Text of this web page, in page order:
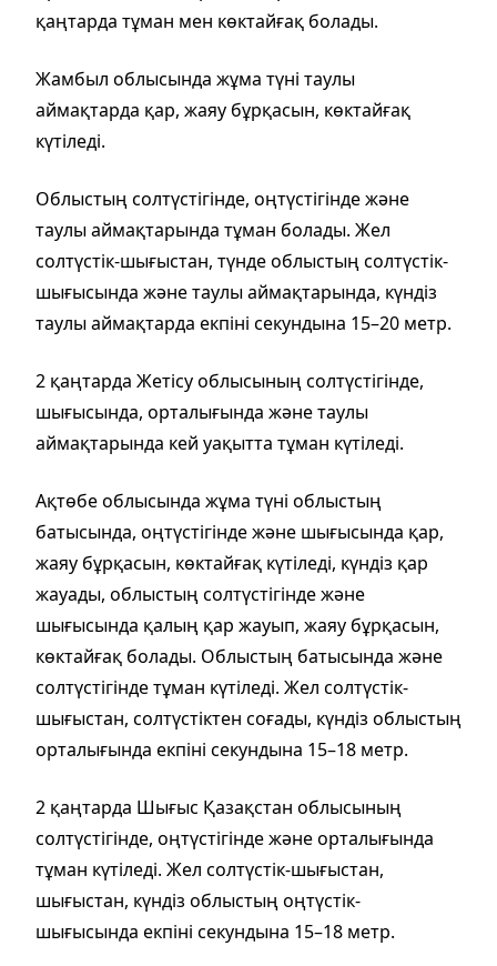
қаңтарда тұман мен көктайғақ болады.
Жамбыл облысында жұма түні таулы
аймақтарда қар, жаяу бұрқасын, көктайғақ
күтіледі.
Облыстың солтүстігінде, оңтүстігінде және
таулы аймақтарында тұман болады. Жел
солтүстік-шығыстан, түнде облыстың солтүстік-
шығысында және таулы аймақтарында, күндіз
таулы аймақтарда екпіні секундына 15–20 метр.
2 қаңтарда Жетісу облысының солтүстігінде,
шығысында, орталығында және таулы
аймақтарында кей уақытта тұман күтіледі.
Ақтөбе облысында жұма түні облыстың
батысында, оңтүстігінде және шығысында қар,
жаяу бұрқасын, көктайғақ күтіледі, күндіз қар
жауады, облыстың солтүстігінде және
шығысында қалың қар жауып, жаяу бұрқасын,
көктайғақ болады. Облыстың батысында және
солтүстігінде тұман күтіледі. Жел солтүстік-
шығыстан, солтүстіктен соғады, күндіз облыстың
орталығында екпіні секундына 15–18 метр.
2 қаңтарда Шығыс Қазақстан облысының
солтүстігінде, оңтүстігінде және орталығында
тұман күтіледі. Жел солтүстік-шығыстан,
шығыстан, күндіз облыстың оңтүстік-
шығысында екпіні секундына 15–18 метр.